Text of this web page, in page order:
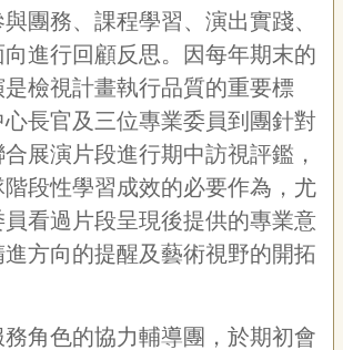
團務、課程學習、演出實踐、
進行回顧反思。因每年期末的
檢視計畫執行品質的重要標
長官及三位專業委員到團針對
展演片段進行期中訪視評鑑，
階段性學習成效的必要作為，尤
看過片段呈現後提供的專業意
進方向的提醒及藝術視野的開拓
角色的協力輔導團，於期初會